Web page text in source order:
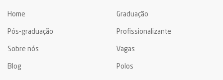
Home Graduação
Pós-graduação Profissionalizante
Sobre nós Vagas
Blog Polos